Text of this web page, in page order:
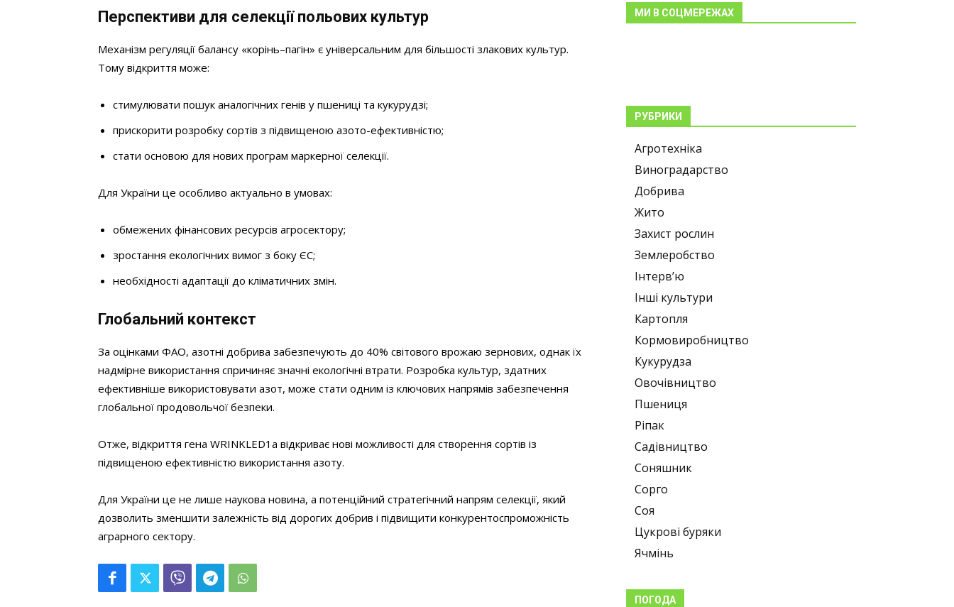
Перспективи для селекції польових культур
Механізм регуляції балансу «корінь–пагін» є універсальним для більшості злакових культур.
Тому відкриття може:
стимулювати пошук аналогічних генів у пшениці та кукурудзі;
прискорити розробку сортів з підвищеною азото-ефективністю;
стати основою для нових програм маркерної селекції.
Для України це особливо актуально в умовах:
обмежених фінансових ресурсів агросектору;
зростання екологічних вимог з боку ЄС;
необхідності адаптації до кліматичних змін.
Глобальний контекст
За оцінками ФАО, азотні добрива забезпечують до 40% світового врожаю зернових, однак їх
надмірне використання спричиняє значні екологічні втрати. Розробка культур, здатних
ефективніше використовувати азот, може стати одним із ключових напрямів забезпечення
глобальної продовольчої безпеки.
Отже, відкриття гена WRINKLED1a відкриває нові можливості для створення сортів із
підвищеною ефективністю використання азоту.
Для України це не лише наукова новина, а потенційний стратегічний напрям селекції, який
дозволить зменшити залежність від дорогих добрив і підвищити конкурентоспроможність
аграрного сектору.
МИ В СОЦМЕРЕЖАХ
РУБРИКИ
Агротехніка
Виноградарство
Добрива
Жито
Захист рослин
Землеробство
Інтерв’ю
Інші культури
Картопля
Кормовиробництво
Кукурудза
Овочівництво
Пшениця
Ріпак
Садівництво
Соняшник
Сорго
Соя
Цукрові буряки
Ячмінь
ПОГОДА